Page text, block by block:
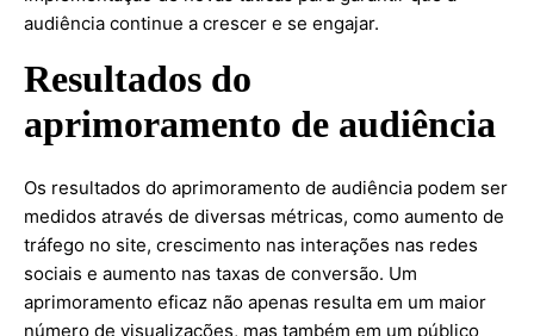
audiência continue a crescer e se engajar.
Resultados do
aprimoramento de audiência
Os resultados do aprimoramento de audiência podem ser
medidos através de diversas métricas, como aumento de
tráfego no site, crescimento nas interações nas redes
sociais e aumento nas taxas de conversão. Um
aprimoramento eficaz não apenas resulta em um maior
número de visualizações, mas também em um público